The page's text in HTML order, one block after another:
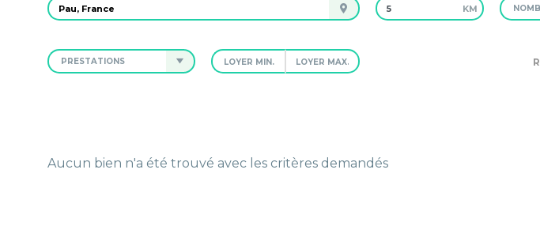
KM
PRESTATIONS
Aucun bien n'a été trouvé avec les critères demandés